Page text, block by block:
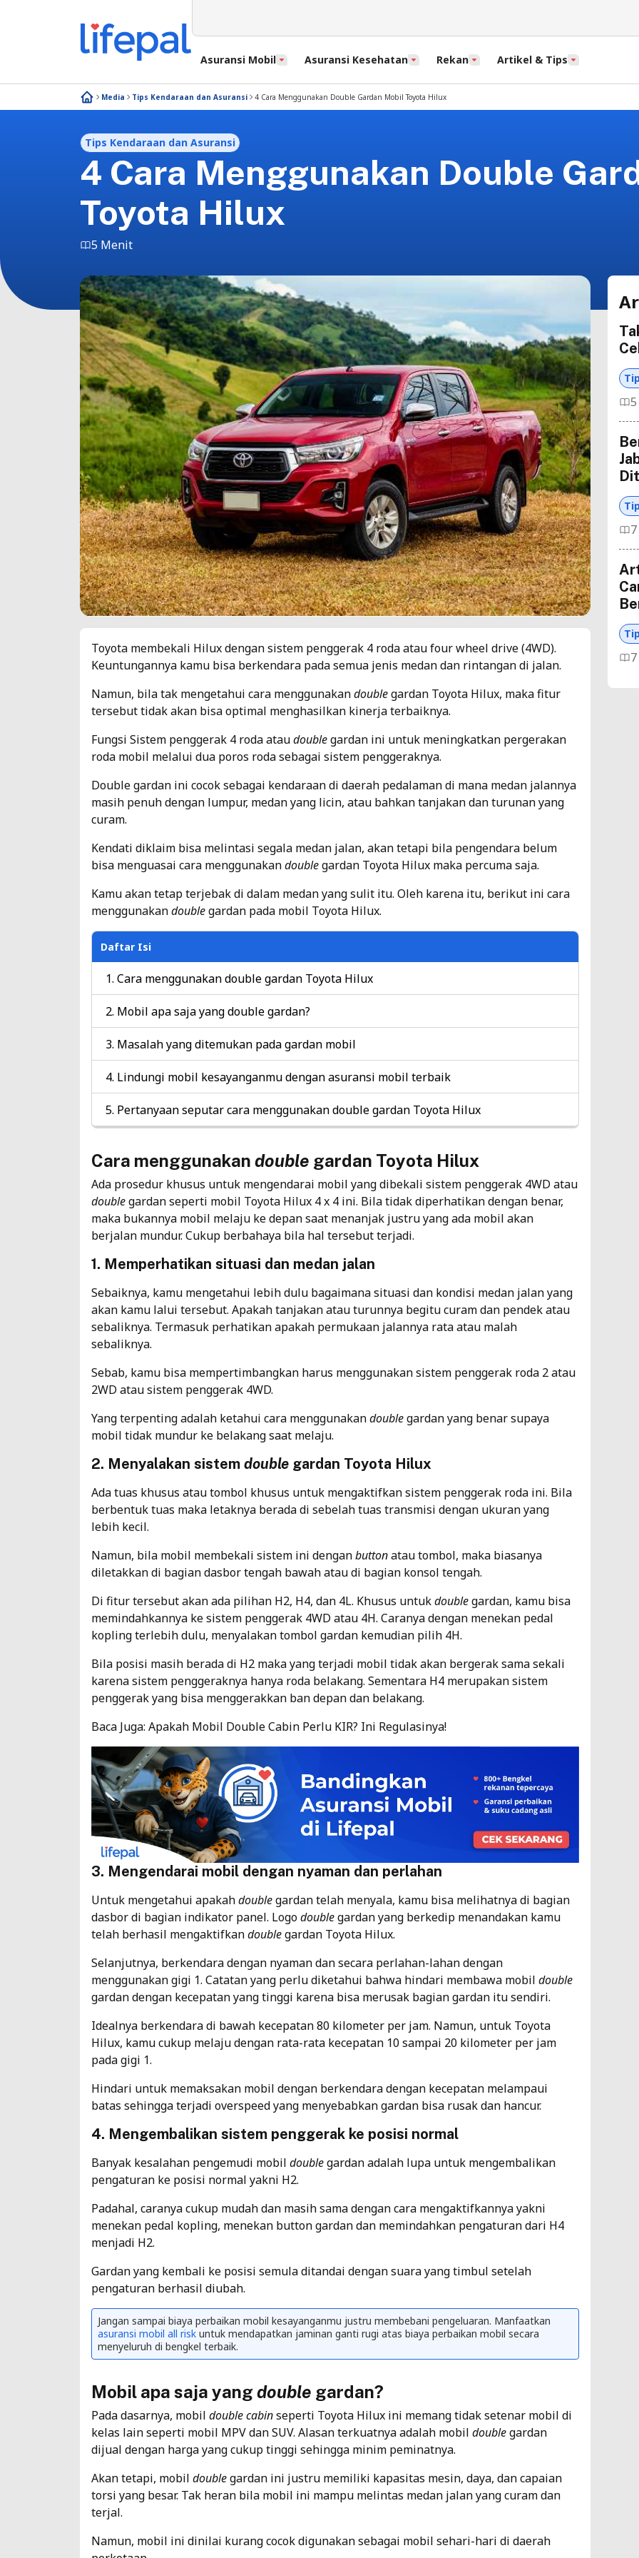
Asuransi Mobil Asuransi Kesehatan Rekan Artikel & Tips
Media Tips Kendaraan dan Asuransi 4 Cara Menggunakan Double Gardan Mobil Toyota Hilux
Tips Kendaraan dan Asuransi
4 Cara Menggunakan Double
Toyota Hilux
5 Menit
Toyota membekali Hilux dengan sistem penggerak 4 roda atau four wheel drive (4WD).
Keuntungannya kamu bisa berkendara pada semua jenis medan dan rintangan di jalan.
Namun, bila tak mengetahui cara menggunakandoublegardan Toyota Hilux, maka fitur
tersebut tidak akan bisa optimal menghasilkan kinerja terbaiknya.
Fungsi Sistem penggerak 4 roda ataudoublegardan ini untuk meningkatkan pergerakan
roda mobil melalui dua poros roda sebagai sistem penggeraknya.
Double gardan ini cocok sebagai kendaraan di daerah pedalaman di mana medan jalannya
masih penuh dengan lumpur, medan yang licin, atau bahkan tanjakan dan turunan yang
curam.
Kendati diklaim bisa melintasi segala medan jalan, akan tetapi bila pengendara belum
bisa menguasai cara menggunakandoublegardan Toyota Hilux maka percuma saja.
Kamu akan tetap terjebak di dalam medan yang sulit itu. Oleh karena itu, berikut ini cara
menggunakandoublegardan pada mobil Toyota Hilux.
Daftar Isi
Cara menggunakan double gardan Toyota Hilux
Mobil apa saja yang double gardan?
Masalah yang ditemukan pada gardan mobil
Lindungi mobil kesayanganmu dengan asuransi mobil terbaik
Pertanyaan seputar cara menggunakan double gardan Toyota Hilux
Cara menggunakan double gardan Toyota Hilux
Ada prosedur khusus untuk mengendarai mobil yang dibekali sistem penggerak 4WD atau
doublegardan seperti mobil Toyota Hilux 4 x 4 ini. Bila tidak diperhatikan dengan benar,
maka bukannya mobil melaju ke depan saat menanjak justru yang ada mobil akan
berjalan mundur. Cukup berbahaya bila hal tersebut terjadi.
1. Memperhatikan situasi dan medan jalan
Sebaiknya, kamu mengetahui lebih dulu bagaimana situasi dan kondisi medan jalan yang
akan kamu lalui tersebut. Apakah tanjakan atau turunnya begitu curam dan pendek atau
sebaliknya. Termasuk perhatikan apakah permukaan jalannya rata atau malah
sebaliknya.
Sebab, kamu bisa mempertimbangkan harus menggunakan sistem penggerak roda 2 atau
2WD atausistem penggerak 4WD.
Yang terpenting adalah ketahui cara menggunakandoublegardan yang benar supaya
mobil tidak mundur ke belakang saat melaju.
2. Menyalakan sistem double gardan Toyota Hilux
Ada tuas khusus atau tombol khusus untuk mengaktifkan sistem penggerak roda ini. Bila
berbentuk tuas maka letaknya berada di sebelah tuas transmisi dengan ukuran yang
lebih kecil.
Namun, bila mobil membekali sistem ini denganbuttonatau tombol, maka biasanya
diletakkan di bagian dasbor tengah bawah atau di bagian konsol tengah.
Di fitur tersebut akan ada pilihan H2, H4, dan 4L. Khusus untukdoublegardan, kamu bisa
memindahkannya ke sistem penggerak 4WD atau 4H. Caranya dengan menekan pedal
kopling terlebih dulu, menyalakan tombol gardan kemudian pilih 4H.
Bila posisi masih berada di H2 maka yang terjadi mobil tidak akan bergerak sama sekali
karena sistem penggeraknya hanya roda belakang. Sementara H4 merupakan sistem
penggerak yang bisa menggerakkan ban depan dan belakang.
Baca Juga: Apakah Mobil Double Cabin Perlu KIR? Ini Regulasinya!
3. Mengendarai mobil dengan nyaman dan perlahan
Untuk mengetahui apakahdoublegardan telah menyala, kamu bisa melihatnya di bagian
dasbor di bagian indikator panel. Logodoublegardan yang berkedip menandakan kamu
telah berhasil mengaktifkandoublegardan Toyota Hilux.
Selanjutnya, berkendara dengan nyaman dan secara perlahan-lahan dengan
menggunakan gigi 1. Catatan yang perlu diketahui bahwa hindari membawa mobil double
gardan dengan kecepatan yang tinggi karena bisa merusak bagian gardan itu sendiri.
Idealnya berkendara di bawah kecepatan 80 kilometer per jam. Namun, untuk Toyota
Hilux, kamu cukup melaju dengan rata-rata kecepatan 10 sampai 20 kilometer per jam
pada gigi 1.
Hindari untuk memaksakan mobil dengan berkendara dengan kecepatan melampaui
batas sehingga terjadi overspeed yang menyebabkan gardan bisa rusak dan hancur.
4. Mengembalikan sistem penggerak ke posisi normal
Banyak kesalahan pengemudi mobil doublegardan adalah lupa untuk mengembalikan
pengaturan ke posisi normal yakni H2.
Padahal, caranya cukup mudah dan masih sama dengan cara mengaktifkannya yakni
menekan pedal kopling, menekan button gardan dan memindahkan pengaturan dari H4
menjadi H2.
Gardan yang kembali ke posisi semula ditandai dengan suara yang timbul setelah
pengaturan berhasil diubah.
Jangan sampai biaya perbaikan mobil kesayanganmu justru membebani pengeluaran. Manfaatkan
asuransi mobil all risk untuk mendapatkan jaminan ganti rugi atas biaya perbaikan mobil secara
menyeluruh di bengkel terbaik.
Mobil apa saja yang double gardan?
Pada dasarnya, mobil doublecabinseperti Toyota Hilux ini memang tidak setenar mobil di
kelas lain seperti mobil MPVdan SUV. Alasan terkuatnya adalah mobil doublegardan
dijual dengan harga yang cukup tinggi sehingga minim peminatnya.
Akan tetapi, mobil doublegardan ini justru memiliki kapasitas mesin, daya, dan capaian
torsi yang besar. Tak heran bila mobil ini mampu melintas medan jalan yang curam dan
terjal.
Namun, mobil ini dinilai kurang cocok digunakan sebagai mobil sehari-hari di daerah